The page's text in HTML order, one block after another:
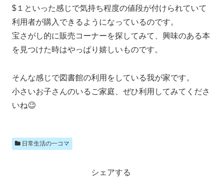
$１といった感じで気持ち程度の値段が付けられていて
利用者が購入できるようになっているのです。
宝さがし的に販売コーナーを探してみて、興味のある本
を見つけた時はやっぱり嬉しいものです。
そんな感じで図書館の利用をしている我が家です。
小さいお子さんのいるご家庭、ぜひ利用してみてくださ
いね😉
日常生活の一コマ
シェアする